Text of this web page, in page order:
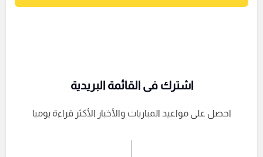
اشترك فى القائمة البريدية
احصل على مواعيد المباريات والأخبار الأكثر قراءة يوميا